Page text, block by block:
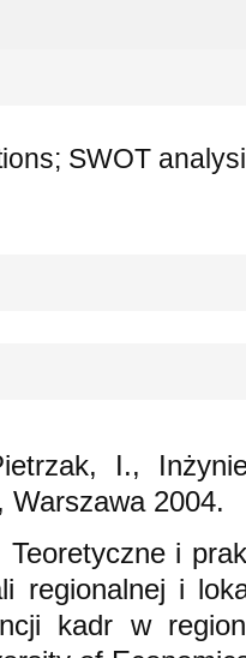
SWOT
I.,
Warszawa 2004.
i
regionalnej i
kadr w